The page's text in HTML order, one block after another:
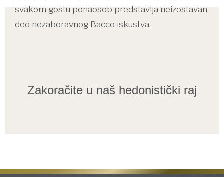
svakom gostu ponaosob predstavlja neizostavan
deo nezaboravnog Bacco iskustva.
Zakoračite u naš hedonistički raj